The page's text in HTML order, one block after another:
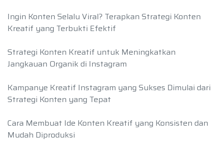
Ingin Konten Selalu Viral? Terapkan Strategi Konten
Kreatif yang Terbukti Efektif
Strategi Konten Kreatif untuk Meningkatkan
Jangkauan Organik di Instagram
Kampanye Kreatif Instagram yang Sukses Dimulai dari
Strategi Konten yang Tepat
Cara Membuat Ide Konten Kreatif yang Konsisten dan
Mudah Diproduksi